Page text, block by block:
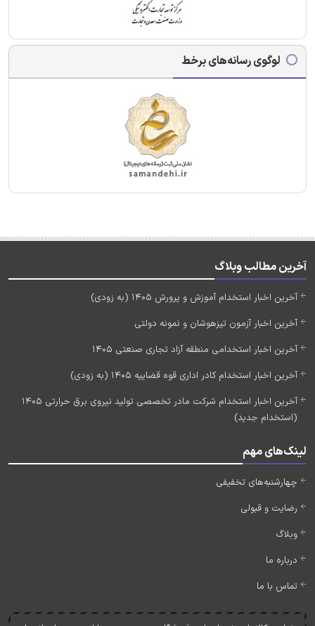
لوگوی رسانه‌های برخط
آخرین مطالب وبلاگ
آخرین اخبار استخدام آموزش و پرورش 1405 (به زودی)
آخرین اخبار آزمون تیزهوشان و نمونه دولتی
آخرین اخبار استخدامی منطقه آزاد تجاری صنعتی 1405
آخرین اخبار استخدام کادر اداری قوه قضاییه 1405 (به زودی)
آخرین اخبار استخدام شرکت مادر تخصصی تولید نیروی برق حرارتی 1405
(استخدام جدید)
لینک‌های مهم
چهارشنبه‌های تخفیفی
رضایت و قبولی
وبلاگ
درباره ما
تماس با ما